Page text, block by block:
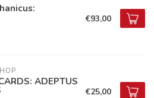
€93,00
ADEPTUS
€25,00